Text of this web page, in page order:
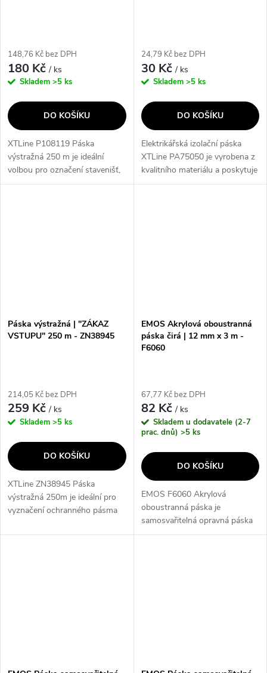
148,76 Kč bez DPH
180 Kč/ ks
Skladem >5 ks
DO KOŠÍKU
XTLine P108119 Páska
výstražná 250 m je ideální
volbou pro označení stavenišť,
výkopů a dalších nebezpečných
24,79 Kč bez DPH
30 Kč/ ks
Skladem >5 ks
DO KOŠÍKU
Elektrikářská izolační páska
XTLine PA75050 je vyrobena z
kvalitního materiálu a poskytuje
vynikající ochranu proti
Páska výstražná | "ZÁKAZ
VSTUPU" 250 m - ZN38945
214,05 Kč bez DPH
259 Kč/ ks
Skladem >5 ks
DO KOŠÍKU
XTLine ZN38945 Páska
výstražná 250m je ideální pro
vyznačení ochranného pásma
pracích a vyznačení pracovních
EMOS Akrylová oboustranná
páska čirá | 12 mm x 3 m -
F6060
67,77 Kč bez DPH
82 Kč/ ks
Skladem u dodavatele (2-7
prac. dnů) >5 ks
DO KOŠÍKU
EMOS F6060 Akrylová
oboustranná páska je
samosvařitelná opravná páska
bez lepidla, která slouží k